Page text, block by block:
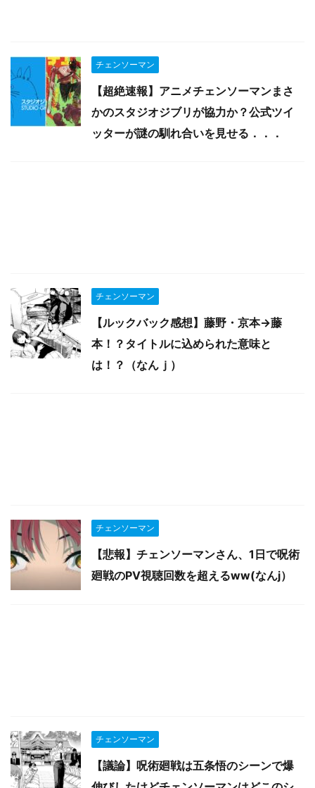
チェンソーマン
【超絶速報】アニメチェンソーマンまさ
かのスタジオジブリが協力か？公式ツイ
ッターが謎の馴れ合いを見せる．．．
チェンソーマン
【ルックバック感想】藤野・京本→藤
本！？タイトルに込められた意味と
は！？（なんｊ）
チェンソーマン
【悲報】チェンソーマンさん、1日で呪術
廻戦のPV視聴回数を超えるww(なんj）
チェンソーマン
【議論】呪術廻戦は五条悟のシーンで爆